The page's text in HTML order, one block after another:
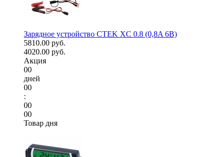
Зарядное устройство CTEK XC 0.8 (0,8A 6В)
5810.00 руб.
4020.00 руб.
Акция
00
дней
00
:
00
00
Товар дня